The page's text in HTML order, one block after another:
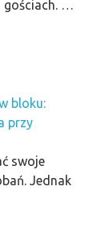
gościach. …
bloku:
przy
swoje
Jednak